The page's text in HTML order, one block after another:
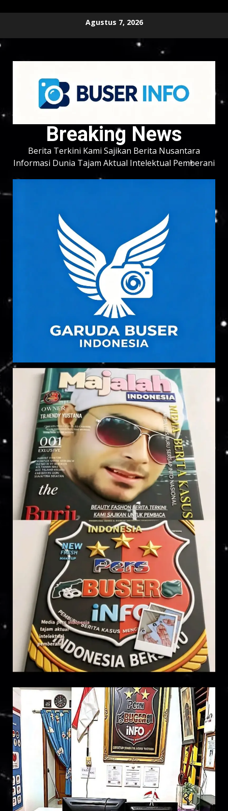
content
Agustus 7, 2026
Breaking News
Berita Terkini Kami Sajikan Berita Nusantara
Informasi Dunia Tajam Aktual Intelektual Pemberani